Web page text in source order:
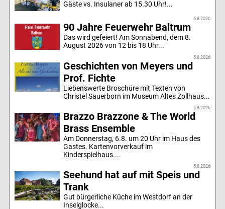
Gäste vs. Insulaner ab 15.30 Uhr!...
6.8.2026
90 Jahre Feuerwehr Baltrum
Das wird gefeiert! Am Sonnabend, dem 8.
August 2026 von 12 bis 18 Uhr...
5.8.2026
Geschichten von Meyers und
Prof. Fichte
Liebenswerte Broschüre mit Texten von
Christel Sauerborn im Museum Altes Zollhaus...
5.8.2026
Brazzo Brazzone & The World
Brass Ensemble
Am Donnerstag, 6.8. um 20 Uhr im Haus des
Gastes. Kartenvorverkauf im
Kinderspielhaus....
5.8.2026
Seehund hat auf mit Speis und
Trank
Gut bürgerliche Küche im Westdorf an der
Inselglocke...